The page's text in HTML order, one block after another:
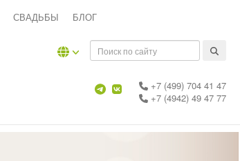
СВАДЬБЫ БЛОГ
+7 (499) 704 41 47
+7 (4942) 49 47 77